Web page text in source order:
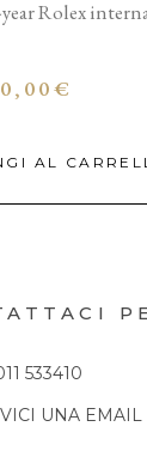
Rolex
€
AL
533410
UNA EMAIL